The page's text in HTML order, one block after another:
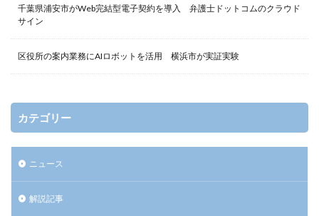
千葉県浦安市がWeb完結型電子契約を導入 弁護士ドットコムのクラウド
サイン
区役所の案内業務にAIロボットを活用 横浜市が実証実験
カテゴリー
ニュース
解説記事